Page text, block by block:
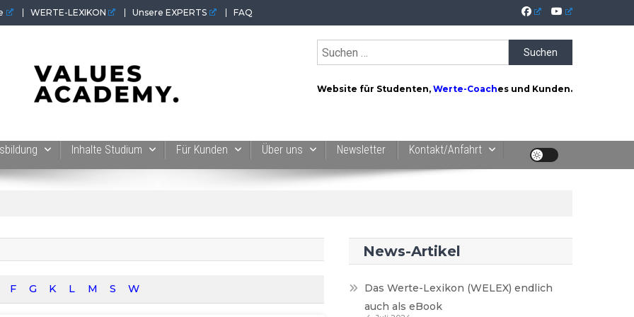
WERTE-LEXIKON Unsere EXPERTS FAQ
Suchen
nach:
Website für Studenten, Werte-Coaches und Kunden.
Inhalte Studium Für Kunden Über uns Newsletter Kontakt/Anfahrt
F G K L M S W
News-Artikel
Das Werte-Lexikon (WELEX) endlich
auch als eBook